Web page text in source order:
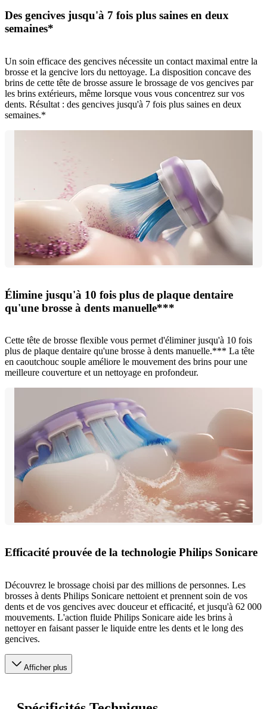
Des gencives jusqu'à 7 fois plus saines en deux
semaines*
Un soin efficace des gencives nécessite un contact maximal entre la
brosse et la gencive lors du nettoyage. La disposition concave des
brins de cette tête de brosse assure le brossage de vos gencives par
les brins extérieurs, même lorsque vous vous concentrez sur vos
dents. Résultat : des gencives jusqu'à 7 fois plus saines en deux
semaines.*
Élimine jusqu'à 10 fois plus de plaque dentaire
qu'une brosse à dents manuelle***
Cette tête de brosse flexible vous permet d'éliminer jusqu'à 10 fois
plus de plaque dentaire qu'une brosse à dents manuelle.*** La tête
en caoutchouc souple améliore le mouvement des brins pour une
meilleure couverture et un nettoyage en profondeur.
Efficacité prouvée de la technologie Philips Sonicare
Découvrez le brossage choisi par des millions de personnes. Les
brosses à dents Philips Sonicare nettoient et prennent soin de vos
dents et de vos gencives avec douceur et efficacité, et jusqu'à 62 000
mouvements. L'action fluide Philips Sonicare aide les brins à
nettoyer en faisant passer le liquide entre les dents et le long des
gencives.
Afficher plus